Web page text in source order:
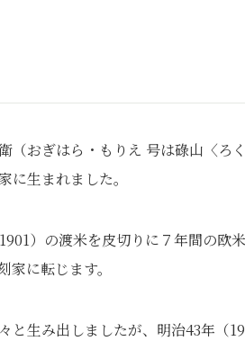
（おぎはら・もりえ 号は碌山〈ろ
生まれました。
）の渡米を皮切りに７年間の欧
に転じます。
と生み出しましたが、明治43年（